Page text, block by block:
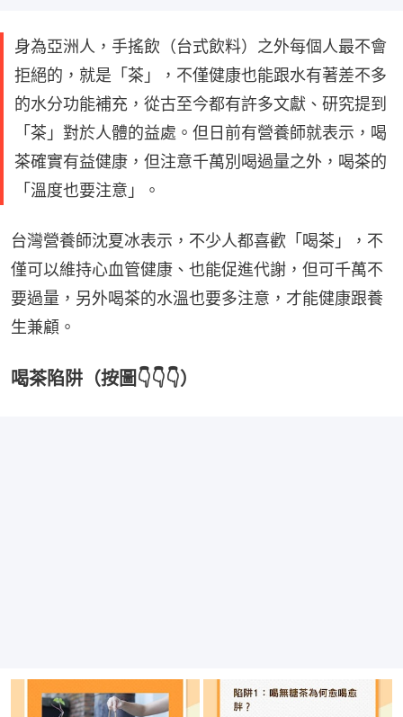
身為亞洲人，手搖飲（台式飲料）之外每個人最不會
拒絕的，就是「茶」，不僅健康也能跟水有著差不多
的水分功能補充，從古至今都有許多文獻、研究提到
「茶」對於人體的益處。但日前有營養師就表示，喝
茶確實有益健康，但注意千萬別喝過量之外，喝茶的
「溫度也要注意」。
台灣營養師沈夏冰表示，不少人都喜歡「喝茶」，不
僅可以維持心血管健康、也能促進代謝，但可千萬不
要過量，另外喝茶的水溫也要多注意，才能健康跟養
生兼顧。
喝茶陷阱（按圖👇👇👇）